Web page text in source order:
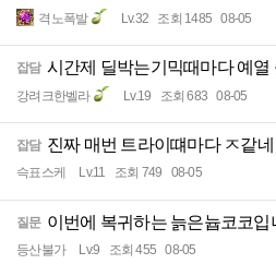
격노폭발 Lv.32 조회 1485 08-05
잡담 시간제 딜박는기믹때마다 예열
강려크한벨라 Lv.19 조회 683 08-05
잡담 진짜 매번 트라이떄마다 ㅈ같네
슥표스케 Lv.11 조회 749 08-05
질문 이번에 복귀하는 늙은늅코코입
등산불가 Lv.9 조회 455 08-05